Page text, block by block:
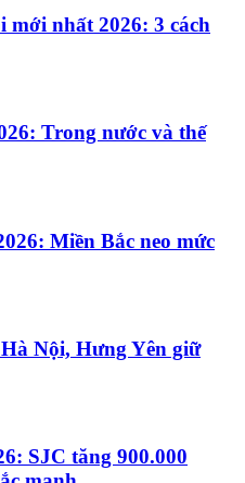
mới nhất 2026: 3 cách
Trong nước và thế
Miền Bắc neo mức
Nội, Hưng Yên giữ
SJC tăng 900.000